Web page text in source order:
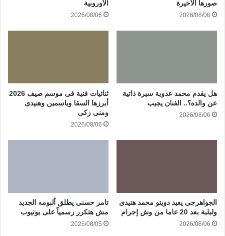
صورها الأخيرة
2026/08/06
الأوروبية
2026/08/06
هل يقدم محمد عدوية سيرة ذاتية
عن والده؟.. الفنان يجيب
2026/08/06
ثنائيات فنية فى موسم صيف 2026
أبرزها السقا وياسمين وهنيدى
ومنى زكى
2026/08/06
الجواهرجى يعيد دويتو محمد هنيدى
ولبلبة بعد 20 عاما من وش إجرام
2026/08/06
تامر حسنى يطلق ألبومه الجديد
مش هتكرر رسمياً على يوتيوب
2026/08/05